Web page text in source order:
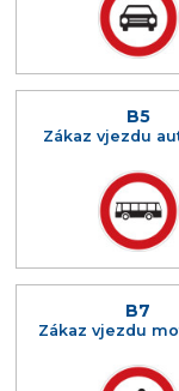
B5
Zákaz vjezdu
B7
Zákaz vjezdu